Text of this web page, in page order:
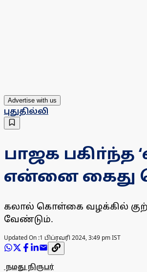
Advertise with us
புதுதில்லி
பாஜக பகிா்ந்த
என்னை கைது
கலால் கொள்கை வழக்கில்
வேண்டும்.
Updated On :1 பிப்ரவரி 2024, 3:49 pm IST
நமது நிருபர்